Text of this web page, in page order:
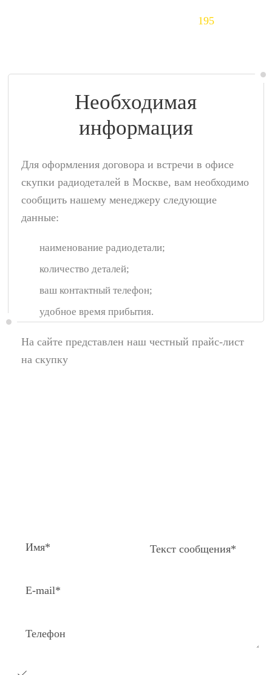
195
Необходимая
информация
Для оформления договора и встречи в офисе
скупки радиодеталей в Москве, вам необходимо
сообщить нашему менеджеру следующие
данные:
наименование радиодетали;
количество деталей;
ваш контактный телефон;
удобное время прибытия.
На сайте представлен наш честный прайс-лист
на скупку